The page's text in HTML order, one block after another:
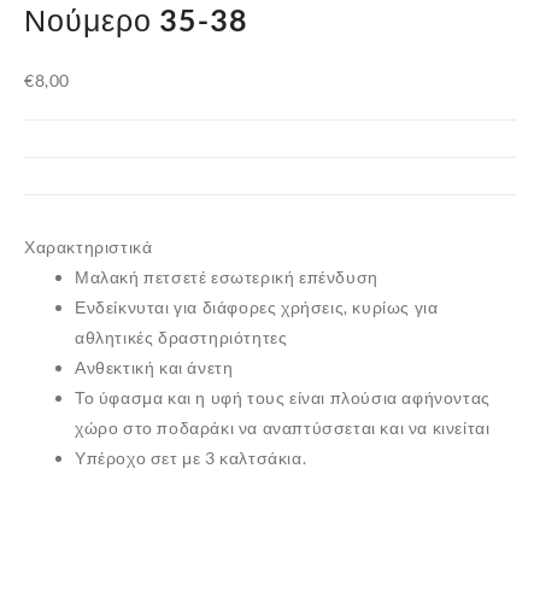
Νούμερο 35-38
€8,00
Χαρακτηριστικά
Μαλακή πετσετέ εσωτερική επένδυση
Ενδείκνυται για διάφορες χρήσεις, κυρίως για
αθλητικές δραστηριότητες
Ανθεκτική και άνετη
Το ύφασμα και η υφή τους είναι πλούσια αφήνοντας
χώρο στο ποδαράκι να αναπτύσσεται και να κινείται
Υπέροχο σετ με 3 καλτσάκια.